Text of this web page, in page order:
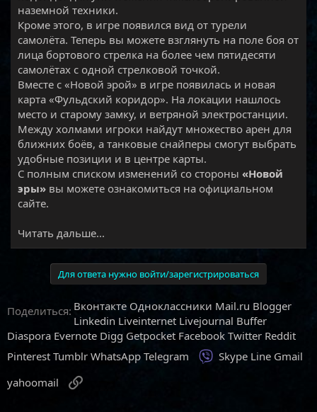
наземной техники.
Кроме этого, в игре появился вид от турели
самолёта. Теперь вы можете взглянуть на поле боя от
лица бортового стрелка на более чем пятидесяти
самолётах с одной стрелковой точкой.
Вместе с «Новой эрой» в игре появилась и новая
карта «Фульдский коридор». На локации нашлось
место и старому замку, и ветряной электростанции.
Между холмами игроки найдут множество арен для
ближних боёв, а танковые снайперы смогут выбрать
удобные позиции и в центре карты.
С полным списком изменений со стороны «Новой
эры» вы можете ознакомиться на официальном
сайте.​
Читать дальше...
Для ответа нужно войти/зарегистрироваться
Поделиться: Вконтакте Одноклассники Mail.ru Blogger
Linkedin Liveinternet Livejournal Buffer
Diaspora Evernote Digg Getpocket Facebook Twitter Reddit
Pinterest Tumblr WhatsApp Telegram Viber
Skype Line Gmail
yahoomail